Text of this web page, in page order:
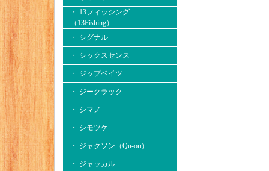
・ 13フィッシング
（13Fishing）
・ シグナル
・ シックスセンス
・ ジップベイツ
・ ジークラック
・ シマノ
・ シモツケ
・ ジャクソン（Qu-on）
・ ジャッカル